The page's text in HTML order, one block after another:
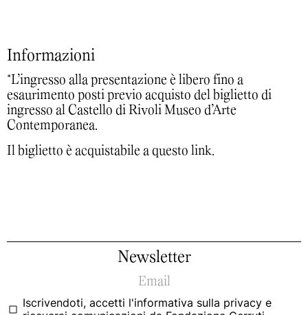
Informazioni
*L’ingresso alla presentazione è libero fino a
esaurimento posti previo acquisto del biglietto di
ingresso al Castello di Rivoli Museo d’Arte
Contemporanea.
Il biglietto è acquistabile a questo link.
Newsletter
Iscrivendoti, accetti l'informativa sulla privacy e